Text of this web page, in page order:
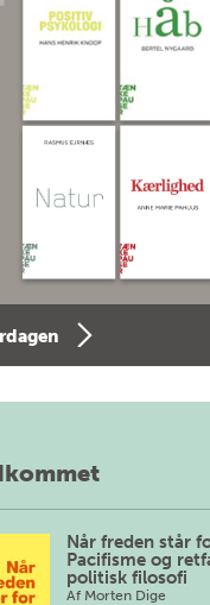
Når freden står
Pacifisme og
politisk filosofi
Af Morten Dige